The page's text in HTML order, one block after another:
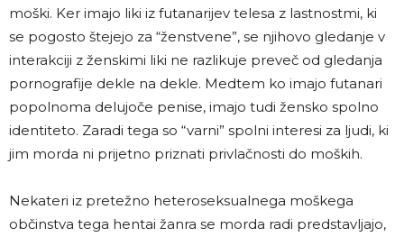
moški. Ker imajo liki iz futanarijev telesa z lastnostmi, ki
se pogosto štejejo za “ženstvene”, se njihovo gledanje v
interakciji z ženskimi liki ne razlikuje preveč od gledanja
pornografije dekle na dekle. Medtem ko imajo futanari
popolnoma delujoče penise, imajo tudi žensko spolno
identiteto. Zaradi tega so “varni” spolni interesi za ljudi, ki
jim morda ni prijetno priznati privlačnosti do moških.
Nekateri iz pretežno heteroseksualnega moškega
občinstva tega hentai žanra se morda radi predstavljajo,